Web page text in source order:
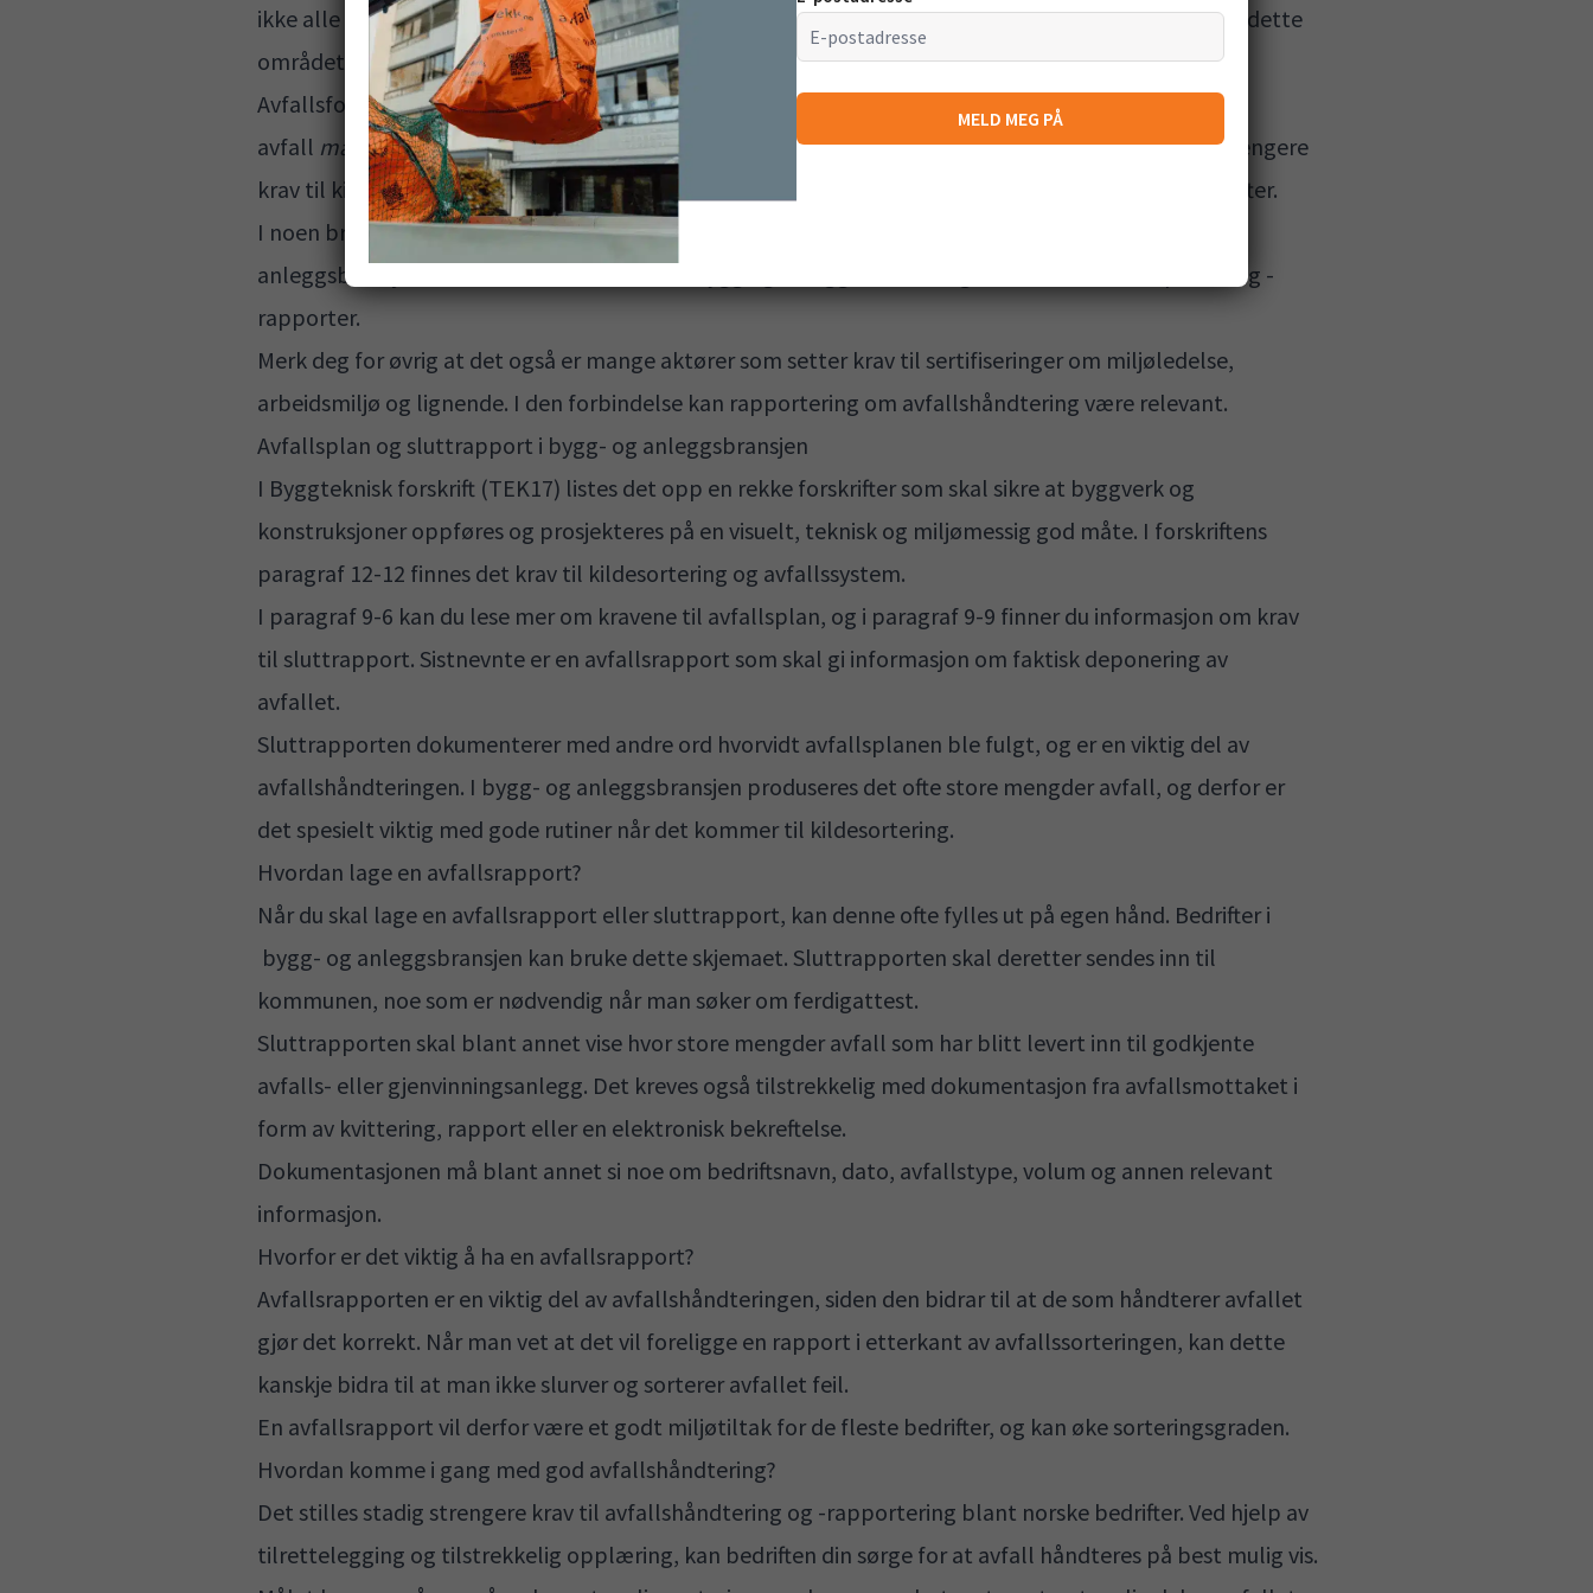
ikke alle bedrifter er pliktige til å gjøre dette. Kravene blir imidlertidbare strengere og strengere på dette
området.
Avfallsforskriften stiller krav til at bedrifter som har virksomheter basert på gjenvinning og
avfall må
dokumentere avfallshåndteringen. Merk deg imidlertid at forskriften fra 2023 vil sette strengere
krav til kildesortering av avfall som plast, hageavfall og matavfall også blant de fleste andre bedrifter.
I noen bransjer er kravene til avfallsrapportering spesielt strenge – som for eksempel i bygg- og
anleggsbransjen. Bedrifter som driver innen bygg og anlegg må som regel utarbeide avfallsplaner og -
rapporter.
Merk deg for øvrig at det også er mange aktører som setter krav til sertifiseringer om miljøledelse,
arbeidsmiljø og lignende. I den forbindelse kan rapportering om avfallshåndtering være relevant.
Avfallsplan og sluttrapport i bygg- og anleggsbransjen
I Byggteknisk forskrift (TEK17) listes det opp en rekke forskrifter som skal sikre at byggverk og
konstruksjoner oppføres og prosjekteres på en visuelt, teknisk og miljømessig god måte. I forskriftens
paragraf 12-12 finnes det krav til kildesortering og avfallssystem.
I paragraf 9-6 kan du lese mer om kravene til avfallsplan, og i paragraf 9-9 finner du informasjon om krav
til sluttrapport. Sistnevnte er en avfallsrapport som skal gi informasjon om faktisk deponering av
avfallet.
Sluttrapporten dokumenterer med andre ord hvorvidt avfallsplanen ble fulgt, og er en viktig del av
avfallshåndteringen. I bygg- og anleggsbransjen produseres det ofte store mengder avfall, og derfor er
det spesielt viktig med gode rutiner når det kommer til kildesortering.
Hvordan lage en avfallsrapport?
Når du skal lage en avfallsrapport eller sluttrapport, kan denne ofte fylles ut på egen hånd. Bedrifter i
bygg- og anleggsbransjen kan bruke dette skjemaet. Sluttrapporten skal deretter sendes inn til
kommunen, noe som er nødvendig når man søker om ferdigattest.
Sluttrapporten skal blant annet vise hvor store mengder avfall som har blitt levert inn til godkjente
avfalls- eller gjenvinningsanlegg. Det kreves også tilstrekkelig med dokumentasjon fra avfallsmottaket i
form av kvittering, rapport eller en elektronisk bekreftelse.
Dokumentasjonen må blant annet si noe om bedriftsnavn, dato, avfallstype, volum og annen relevant
informasjon.
Hvorfor er det viktig å ha en avfallsrapport?
Avfallsrapporten er en viktig del av avfallshåndteringen, siden den bidrar til at de som håndterer avfallet
gjør det korrekt. Når man vet at det vil foreligge en rapport i etterkant av avfallssorteringen, kan dette
kanskje bidra til at man ikke slurver og sorterer avfallet feil.
En avfallsrapport vil derfor være et godt miljøtiltak for de fleste bedrifter, og kan øke sorteringsgraden.
Hvordan komme i gang med god avfallshåndtering?
Det stilles stadig strengere krav til avfallshåndtering og -rapportering blant norske bedrifter. Ved hjelp av
tilrettelegging og tilstrekkelig opplæring, kan bedriften din sørge for at avfall håndteres på best mulig vis.
MELD MEG PÅ